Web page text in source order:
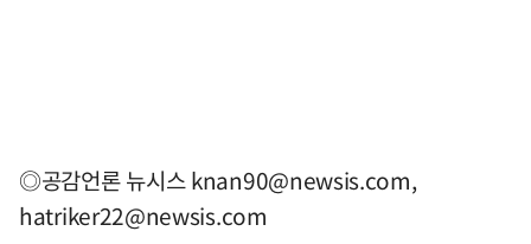
◎공감언론 뉴시스knan90@newsis.com,
hatriker22@newsis.com